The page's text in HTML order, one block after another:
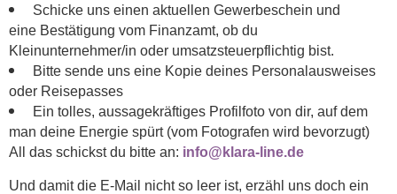
Schicke uns einen aktuellen Gewerbeschein und
eine Bestätigung vom Finanzamt, ob du
Kleinunternehmer/in oder umsatzsteuerpflichtig bist.
Bitte sende uns eine Kopie deines Personalausweises
oder Reisepasses
Ein tolles, aussagekräftiges Profilfoto von dir, auf dem
man deine Energie spürt (vom Fotografen wird bevorzugt)
All das schickst du bitte an: info@klara-line.de
Und damit die E-Mail nicht so leer ist, erzähl uns doch ein